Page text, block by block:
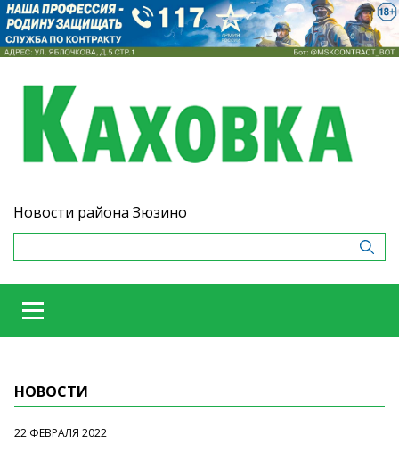
Новости района Зюзино
НОВОСТИ
22 ФЕВРАЛЯ 2022